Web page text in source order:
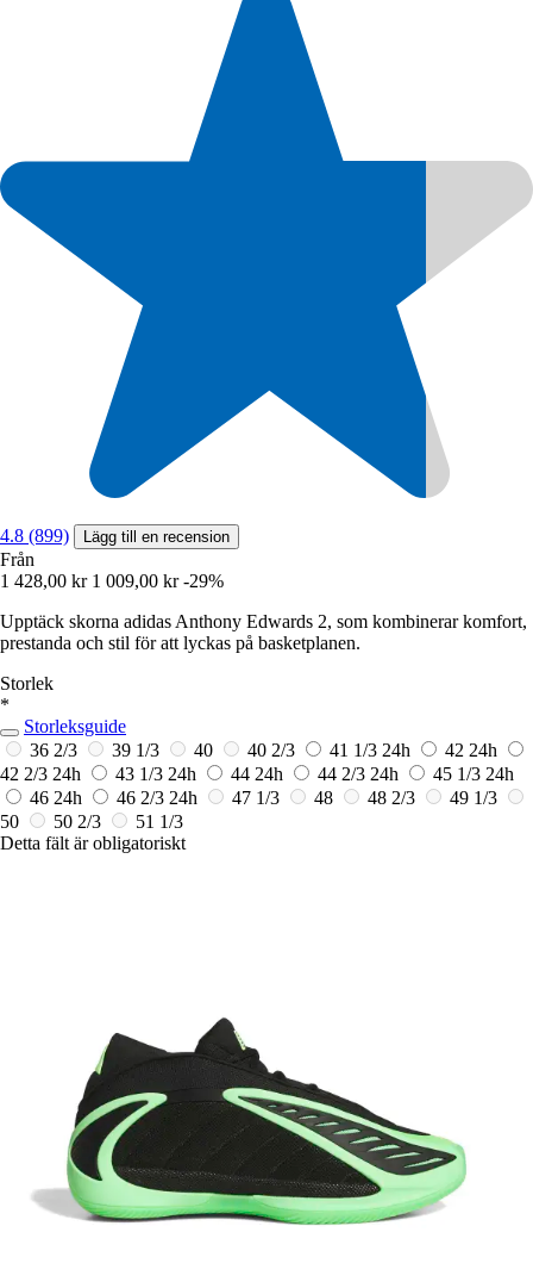
4.8 (899) Lägg till en recension
Från
1 428,00 kr 1 009,00 kr -29%
Upptäck skorna adidas Anthony Edwards 2, som kombinerar komfort,
prestanda och stil för att lyckas på basketplanen.
Storlek
*
Storleksguide
36 2/3
39 1/3 40 40 2/3 41 1/3 24h 42 24h
42 2/3 24h 43 1/3 24h 44 24h 44 2/3 24h 45 1/3 24h
46 24h 46 2/3 24h 47 1/3 48 48 2/3
49 1/3
50
50 2/3
51 1/3
Detta fält är obligatoriskt